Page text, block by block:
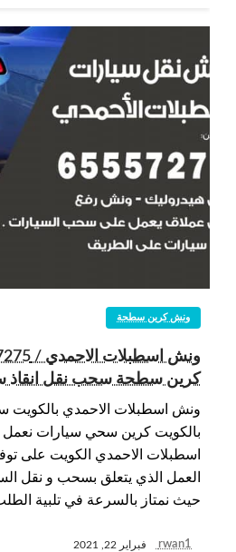
ونش كرين سطحة
كرين سطحة سحب نقل انقاذ
ونش اسطبلات الاحمدي بالكويت
بالكويت كرين سحي سيارات
اسطبلات الاحمدي الكويت على
العمل الذي يتعلق بسحب و نقل
حيث نمتاز بالسرعة في تلبية
rwan1 فبراير 22, 2021